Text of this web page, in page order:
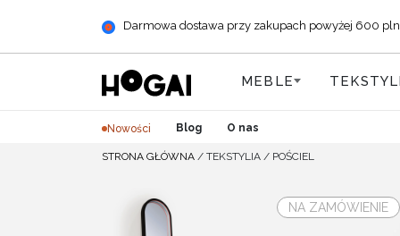
Darmowa dostawa przy zakupach powyżej 600 pln
MEBLE
Nowości Blog O nas
STRONA GŁÓWNA / TEKSTYLIA / POŚCIEL
NA ZAMÓWIENIE